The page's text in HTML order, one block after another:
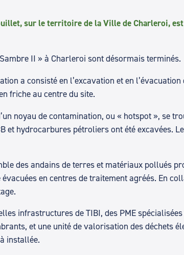
sur le territoire de la Ville de Charleroi,
II » à Charleroi sont désormais terminés.
a consisté en l’excavation et en
friche au centre du site.
noyau de contamination, ou « hotspot », se
et hydrocarbures pétroliers ont été excavées.
des andains de terres et matériaux pollués
en centres de traitement agréés. En
infrastructures de TIBI, des PME
et une unité de valorisation des déchets
installée.